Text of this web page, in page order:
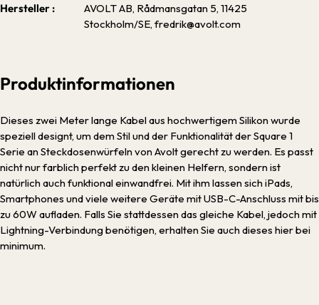
Hersteller :
AVOLT AB, Rådmansgatan 5, 11425
Stockholm/SE, fredrik@avolt.com
Produktinformationen
Dieses zwei Meter lange Kabel aus hochwertigem Silikon wurde
speziell designt, um dem Stil und der Funktionalität der Square 1
Serie an Steckdosenwürfeln von Avolt gerecht zu werden. Es passt
nicht nur farblich perfekt zu den kleinen Helfern, sondern ist
natürlich auch funktional einwandfrei. Mit ihm lassen sich iPads,
Smartphones und viele weitere Geräte mit USB-C-Anschluss mit bis
zu 60W aufladen. Falls Sie stattdessen das gleiche Kabel, jedoch mit
Lightning-Verbindung benötigen, erhalten Sie auch dieses hier bei
minimum.